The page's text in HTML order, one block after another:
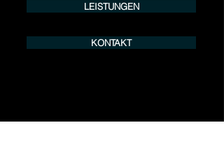
LEISTUNGEN
KONTAKT